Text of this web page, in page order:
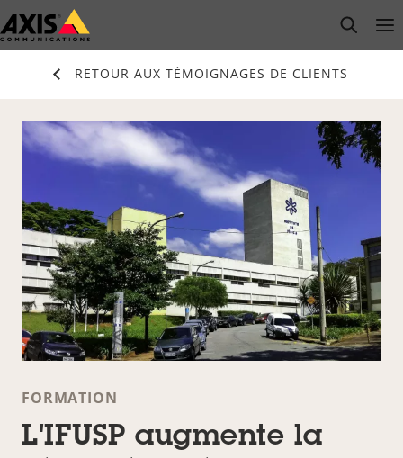
Passer
au
principal
open
RETOUR AUX TÉMOIGNAGES DE CLIENTS
FORMATION
L'IFUSP augmente la